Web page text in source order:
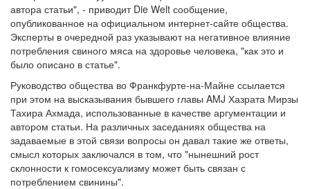
автора статьи", - приводит Die Welt сообщение,
опубликованное на официальном интернет-сайте общества.
Эксперты в очередной раз указывают на негативное влияние
потребления свиного мяса на здоровье человека, "как это и
было описано в статье".
Руководство общества во Франкфурте-на-Майне ссылается
при этом на высказывания бывшего главы AMJ Хазрата Мирзы
Тахира Ахмада, использованные в качестве аргументации и
автором статьи. На различных заседаниях общества на
задаваемые в этой связи вопросы он давал такие же ответы,
смысл которых заключался в том, что "нынешний рост
склонности к гомосексуализму может быть связан с
потреблением свинины".